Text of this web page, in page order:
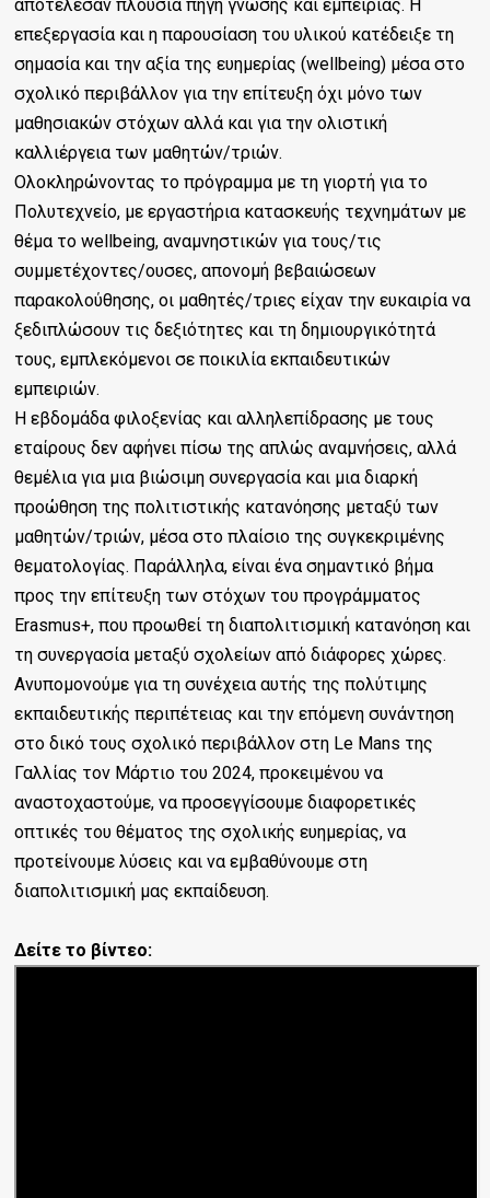
αποτέλεσαν πλούσια πηγή γνώσης και εμπειρίας. Η
επεξεργασία και η παρουσίαση του υλικού κατέδειξε τη
σημασία και την αξία της ευημερίας (wellbeing) μέσα στο
σχολικό περιβάλλον για την επίτευξη όχι μόνο των
μαθησιακών στόχων αλλά και για την ολιστική
καλλιέργεια των μαθητών/τριών.
Ολοκληρώνοντας το πρόγραμμα με τη γιορτή για το
Πολυτεχνείο, με εργαστήρια κατασκευής τεχνημάτων με
θέμα το wellbeing, αναμνηστικών για τους/τις
συμμετέχοντες/ουσες, απονομή βεβαιώσεων
παρακολούθησης, οι μαθητές/τριες είχαν την ευκαιρία να
ξεδιπλώσουν τις δεξιότητες και τη δημιουργικότητά
τους, εμπλεκόμενοι σε ποικιλία εκπαιδευτικών
εμπειριών.
Η εβδομάδα φιλοξενίας και αλληλεπίδρασης με τους
εταίρους δεν αφήνει πίσω της απλώς αναμνήσεις, αλλά
θεμέλια για μια βιώσιμη συνεργασία και μια διαρκή
προώθηση της πολιτιστικής κατανόησης μεταξύ των
μαθητών/τριών, μέσα στο πλαίσιο της συγκεκριμένης
θεματολογίας. Παράλληλα, είναι ένα σημαντικό βήμα
προς την επίτευξη των στόχων του προγράμματος
Erasmus+, που προωθεί τη διαπολιτισμική κατανόηση και
τη συνεργασία μεταξύ σχολείων από διάφορες χώρες.
Ανυπομονούμε για τη συνέχεια αυτής της πολύτιμης
εκπαιδευτικής περιπέτειας και την επόμενη συνάντηση
στο δικό τους σχολικό περιβάλλον στη Le Mans της
Γαλλίας τον Μάρτιο του 2024, προκειμένου να
αναστοχαστούμε, να προσεγγίσουμε διαφορετικές
οπτικές του θέματος της σχολικής ευημερίας, να
προτείνουμε λύσεις και να εμβαθύνουμε στη
διαπολιτισμική μας εκπαίδευση.
Δείτε το βίντεο: